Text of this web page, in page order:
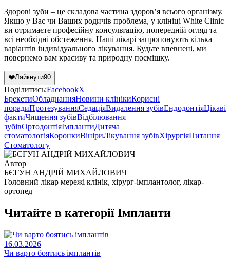
Здорові зуби – це складова частина здоров’я всього організму.
Якщо у Вас чи Ваших родичів проблема, у клініці White Clinic
ви отримаєте професійну консультацію, попередній огляд та
всі необхідні обстеження. Наші лікарі запропонують кілька
варіантів індивідуального лікування. Будьте впевнені, ми
повернемо вам красиву та природну посмішку.
❤️Лайкнути90
Поділитись:FacebookX
БрекетиОбладнанняНовини клінікиКорисні
порадиПротезуванняСедаціяВидалення зубівЕндодонтіяЦікаві
фактиЧищення зубівВідбілювання
зубівОртодонтіяІмплантиДитяча
стоматологіяКоронкиВініриЛікування зубівХірургіяПитання
Стоматологу
Автор
БЄГУН АНДРІЙ МИХАЙЛОВИЧ
Головний лікар мережі клінік, хірург-імплантолог, лікар-
ортопед
Читайте в категорії Імпланти
16.03.2026
Чи варто боятись імплантів